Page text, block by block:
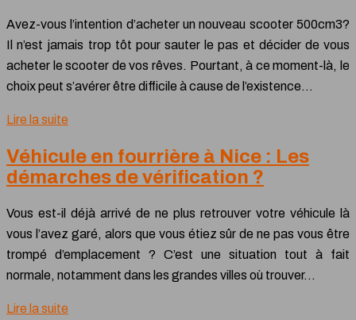
Avez-vous l’intention d’acheter un nouveau scooter 500cm3?
Il n’est jamais trop tôt pour sauter le pas et décider de vous
acheter le scooter de vos rêves. Pourtant, à ce moment-là, le
choix peut s’avérer être difficile à cause de l’existence…
Lire la suite
Véhicule en fourrière à Nice : Les
démarches de vérification ?
Vous est-il déjà arrivé de ne plus retrouver votre véhicule là
vous l’avez garé, alors que vous étiez sûr de ne pas vous être
trompé d’emplacement ? C’est une situation tout à fait
normale, notamment dans les grandes villes où trouver…
Lire la suite